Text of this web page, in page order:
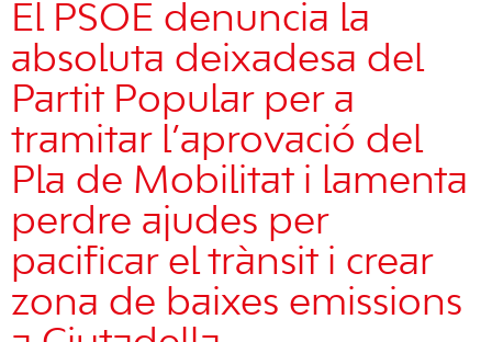
El PSOE denuncia la
absoluta deixadesa del
Partit Popular per a
tramitar l’aprovació del
Pla de Mobilitat i lamenta
perdre ajudes per
pacificar el trànsit i crear
zona de baixes emissions